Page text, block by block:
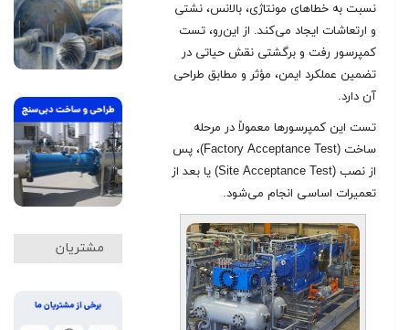
نسبت به خطاهای مونتاژی، بالانس، نشتی
و ارتعاشات ایجاد می‌کند. از این‌رو، تست
کمپرسور رفت‌ و برگشتی نقش حیاتی در
تضمین عملکرد ایمن، مؤثر و مطابق طراحی
آن دارد.
تست این کمپرسورها معمولاً در مرحله
ساخت (Factory Acceptance Test)، پس
از نصب (Site Acceptance Test) یا بعد از
تعمیرات اساسی انجام می‌شود.
مشتریان